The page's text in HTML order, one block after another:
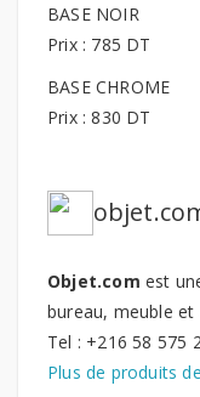
BASE NOIR
Prix : 785 DT
BASE CHROME
Prix : 830 DT
Objet.com est
bureau, meuble
Tel : +216 58 575
Plus de produits